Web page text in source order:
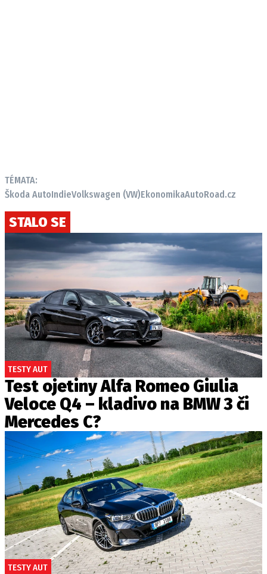
TÉMATA:
Škoda AutoIndieVolkswagen (VW)EkonomikaAutoRoad.cz
STALO SE
TESTY AUT
Test ojetiny Alfa Romeo Giulia
Veloce Q4 – kladivo na BMW 3 či
Mercedes C?
TESTY AUT